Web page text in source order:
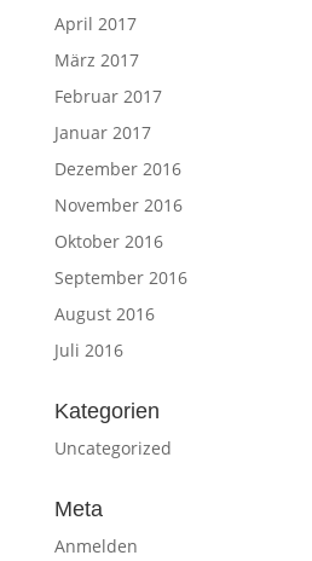
April 2017
März 2017
Februar 2017
Januar 2017
Dezember 2016
November 2016
Oktober 2016
September 2016
August 2016
Juli 2016
Kategorien
Uncategorized
Meta
Anmelden